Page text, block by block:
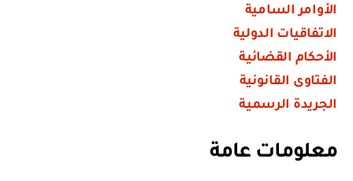
الأوامر السامية
الاتفاقيات الدولية
الأحكام القضائية
الفتاوى القانونية
الجريدة الرسمية
معلومات عامة